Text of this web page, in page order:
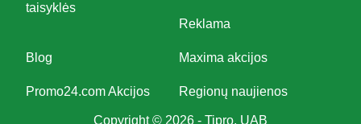
taisyklės
Reklama
Blog Maxima akcijos
Promo24.com Akcijos Regionų naujienos
Copyright © 2026 - Tipro, UAB